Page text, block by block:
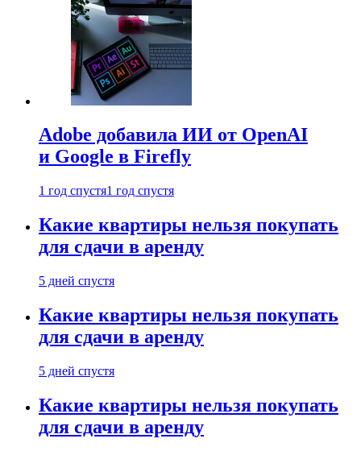
Adobe добавила ИИ от OpenAI
и Google в Firefly
1 год спустя1 год спустя
Какие квартиры нельзя покупать
для сдачи в аренду
5 дней спустя
Какие квартиры нельзя покупать
для сдачи в аренду
5 дней спустя
Какие квартиры нельзя покупать
для сдачи в аренду